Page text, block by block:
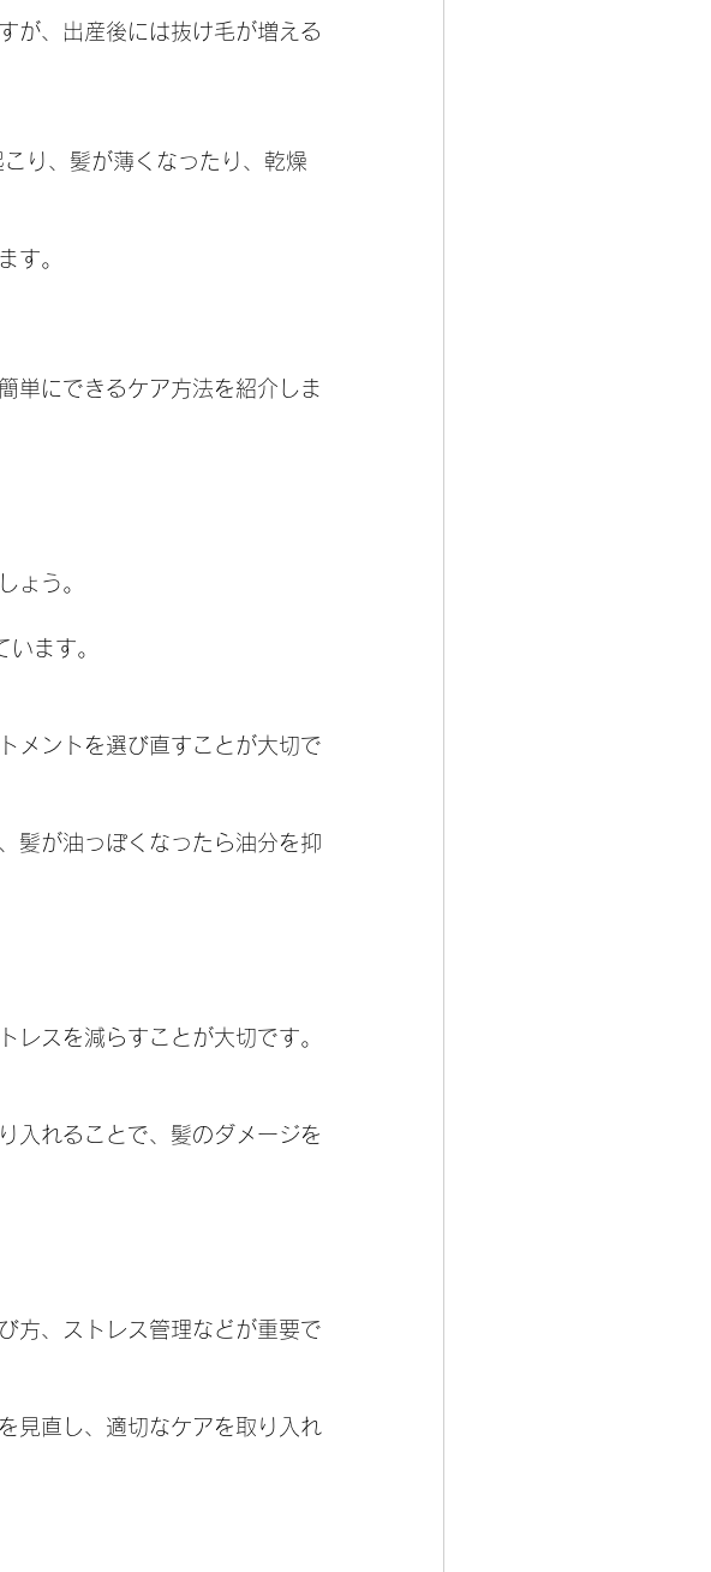
が、出産後には抜け毛が増える
り、髪が薄くなったり、乾燥
す。
単にできるケア方法を紹介しま
ょう。
ます。
メントを選び直すことが大切で
髪が油っぽくなったら油分を抑
レスを減らすことが大切です。
入れることで、髪のダメージを
方、ストレス管理などが重要で
見直し、適切なケアを取り入れ